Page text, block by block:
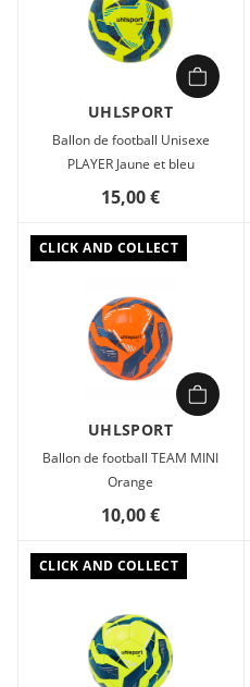
UHLSPORT
Ballon de football Unisexe
PLAYER Jaune et bleu
15,00 €
CLICK AND COLLECT
UHLSPORT
Ballon de football TEAM MINI
Orange
10,00 €
CLICK AND COLLECT